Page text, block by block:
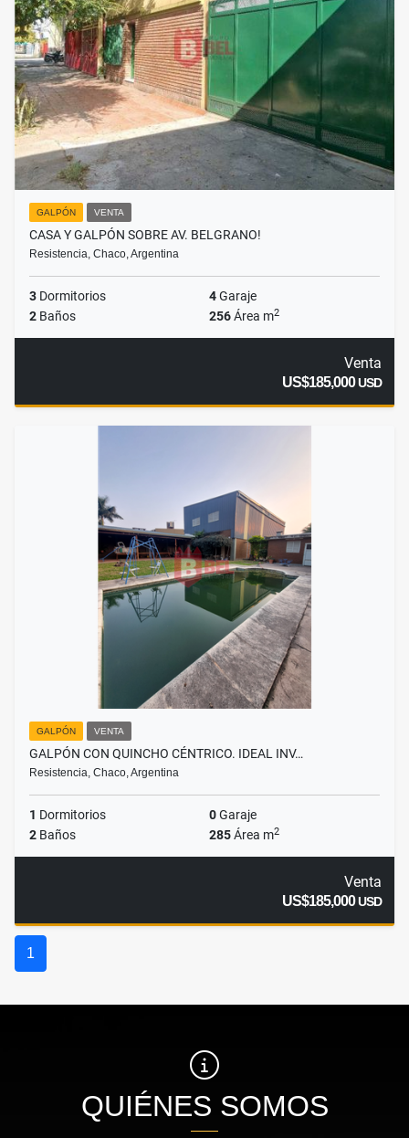
GALPÓN VENTA
CASA Y GALPÓN SOBRE AV. BELGRANO!
Resistencia, Chaco, Argentina
3 Dormitorios 4Garaje
2 Baños 256Área m2
Venta
US$185,000USD
GALPÓN VENTA
GALPÓN CON QUINCHO CÉNTRICO. IDEAL INV…
Resistencia, Chaco, Argentina
1 Dormitorios 0Garaje
2 Baños 285Área m2
Venta
US$185,000USD
1
QUIÉNES SOMOS